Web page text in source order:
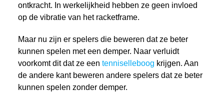
ontkracht. In werkelijkheid hebben ze geen invloed
op de vibratie van het racketframe.
Maar nu zijn er spelers die beweren dat ze beter
kunnen spelen met een demper. Naar verluidt
voorkomt dit dat ze een tenniselleboog krijgen. Aan
de andere kant beweren andere spelers dat ze beter
kunnen spelen zonder demper.